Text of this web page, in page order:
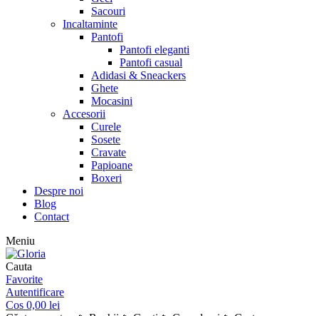
Sacouri
Incaltaminte
Pantofi
Pantofi eleganti
Pantofi casual
Adidasi & Sneackers
Ghete
Mocasini
Accesorii
Curele
Sosete
Cravate
Papioane
Boxeri
Despre noi
Blog
Contact
Meniu
Cauta
Favorite
Autentificare
Cos 0,00 lei